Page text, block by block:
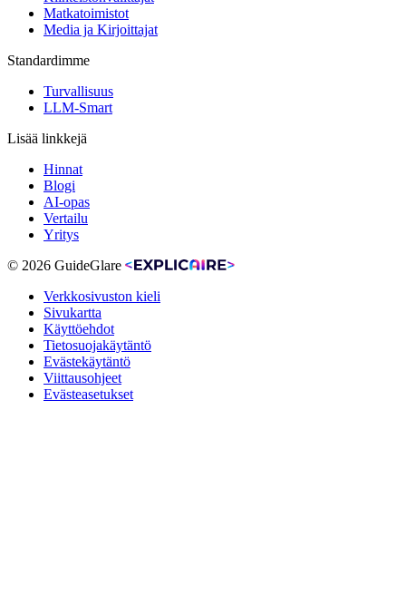
Matkatoimistot
Media ja Kirjoittajat
Standardimme
Turvallisuus
LLM-Smart
Lisää linkkejä
Hinnat
Blogi
AI-opas
Vertailu
Yritys
© 2026 GuideGlare
Verkkosivuston kieli
Sivukartta
Käyttöehdot
Tietosuojakäytäntö
Evästekäytäntö
Viittausohjeet
Evästeasetukset